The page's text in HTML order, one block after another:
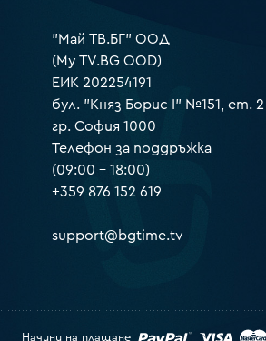
"Май ТВ.БГ" ООД
(My TV.BG OOD)
ЕИК 202254191
бул. "Княз Борис I" №151, ет. 2
гр. София 1000
Телефон за поддръжка
(09:00 – 18:00)
+359 876 152 619
support@bgtime.tv
Начини на плащане